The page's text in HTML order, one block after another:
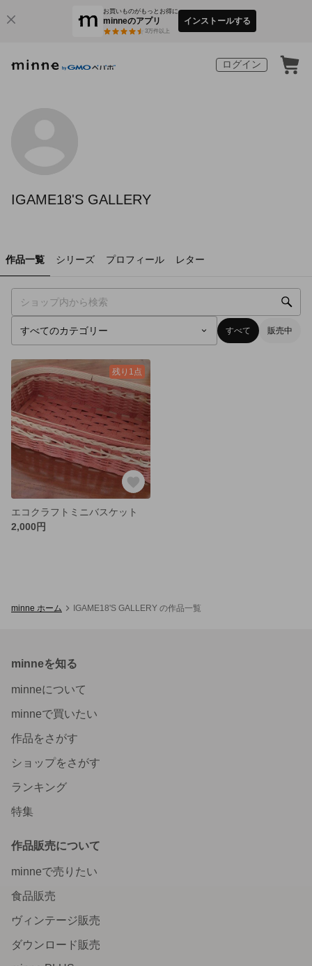
お買いものがもっとお得に
minneのアプリ
3万件以上
インストールする
ログイン
IGAME18'S GALLERY
作品一覧 シリーズ プロフィール レター
すべて 販売中
残り1点
エコクラフトミニバスケット
2,000円
minne ホーム IGAME18'S GALLERY の作品一覧
minneを知る
minneについて
minneで買いたい
作品をさがす
ショップをさがす
ランキング
特集
作品販売について
minneで売りたい
食品販売
ヴィンテージ販売
ダウンロード販売